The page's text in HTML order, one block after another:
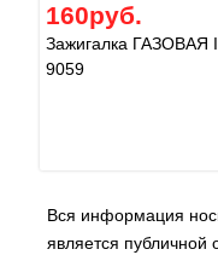
160руб.
Зажигалка ГАЗОВАЯ
9059
Вся информация
является